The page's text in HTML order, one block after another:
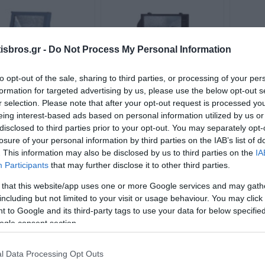
- Do Not Process My Personal Information
opt-out of the sale, sharing to third parties, or processing of your
for targeted advertising by us, please use the below opt-out
selection. Please note that after your opt-out request is processed
interest-based ads based on personal information utilized by us
to third parties prior to your opt-out. You may separately
of your personal information by third parties on the IAB’s list of
This information may also be disclosed by us to third parties on the
Participants that may further disclose it to other third parties.
that this website/app uses one or more Google services and may
but not limited to your visit or usage behaviour. You may
to Google and its third-party tags to use your data for below
consent section.
Data Processing Opt Outs
Προβολέας HQI
Μετάλλου
RX7s Γκρι ZY-
2006
Διαθέσιμο
31,38 €
i
+ΚΑΛΆΘΙ
Προβολέας HQI
Αλογόνου-Μετάλλου
E40 250W Άσπρος ZY-
2004
Περιορισμένη Διαθεσιμότητα
39,72 €
+ΚΑΛΆΘΙ
E40